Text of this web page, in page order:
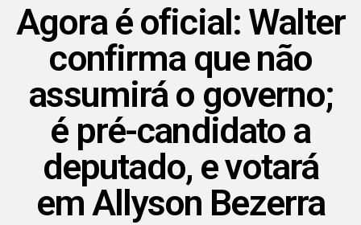
Agora é oficial: Walter
confirma que não
assumirá o governo;
é pré-candidato a
deputado, e votará
em Allyson Bezerra